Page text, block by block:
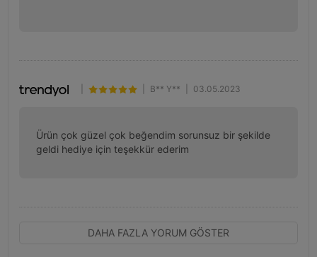
B** Y** 03.05.2023
Ürün çok güzel çok beğendim sorunsuz bir şekilde
geldi hediye için teşekkür ederim
DAHA FAZLA YORUM GÖSTER